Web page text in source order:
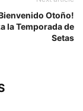
Otoño!
la Temporada de
Setas